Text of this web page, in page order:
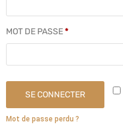
MOT DE PASSE*
SE CONNECTER
Mot de passe perdu ?